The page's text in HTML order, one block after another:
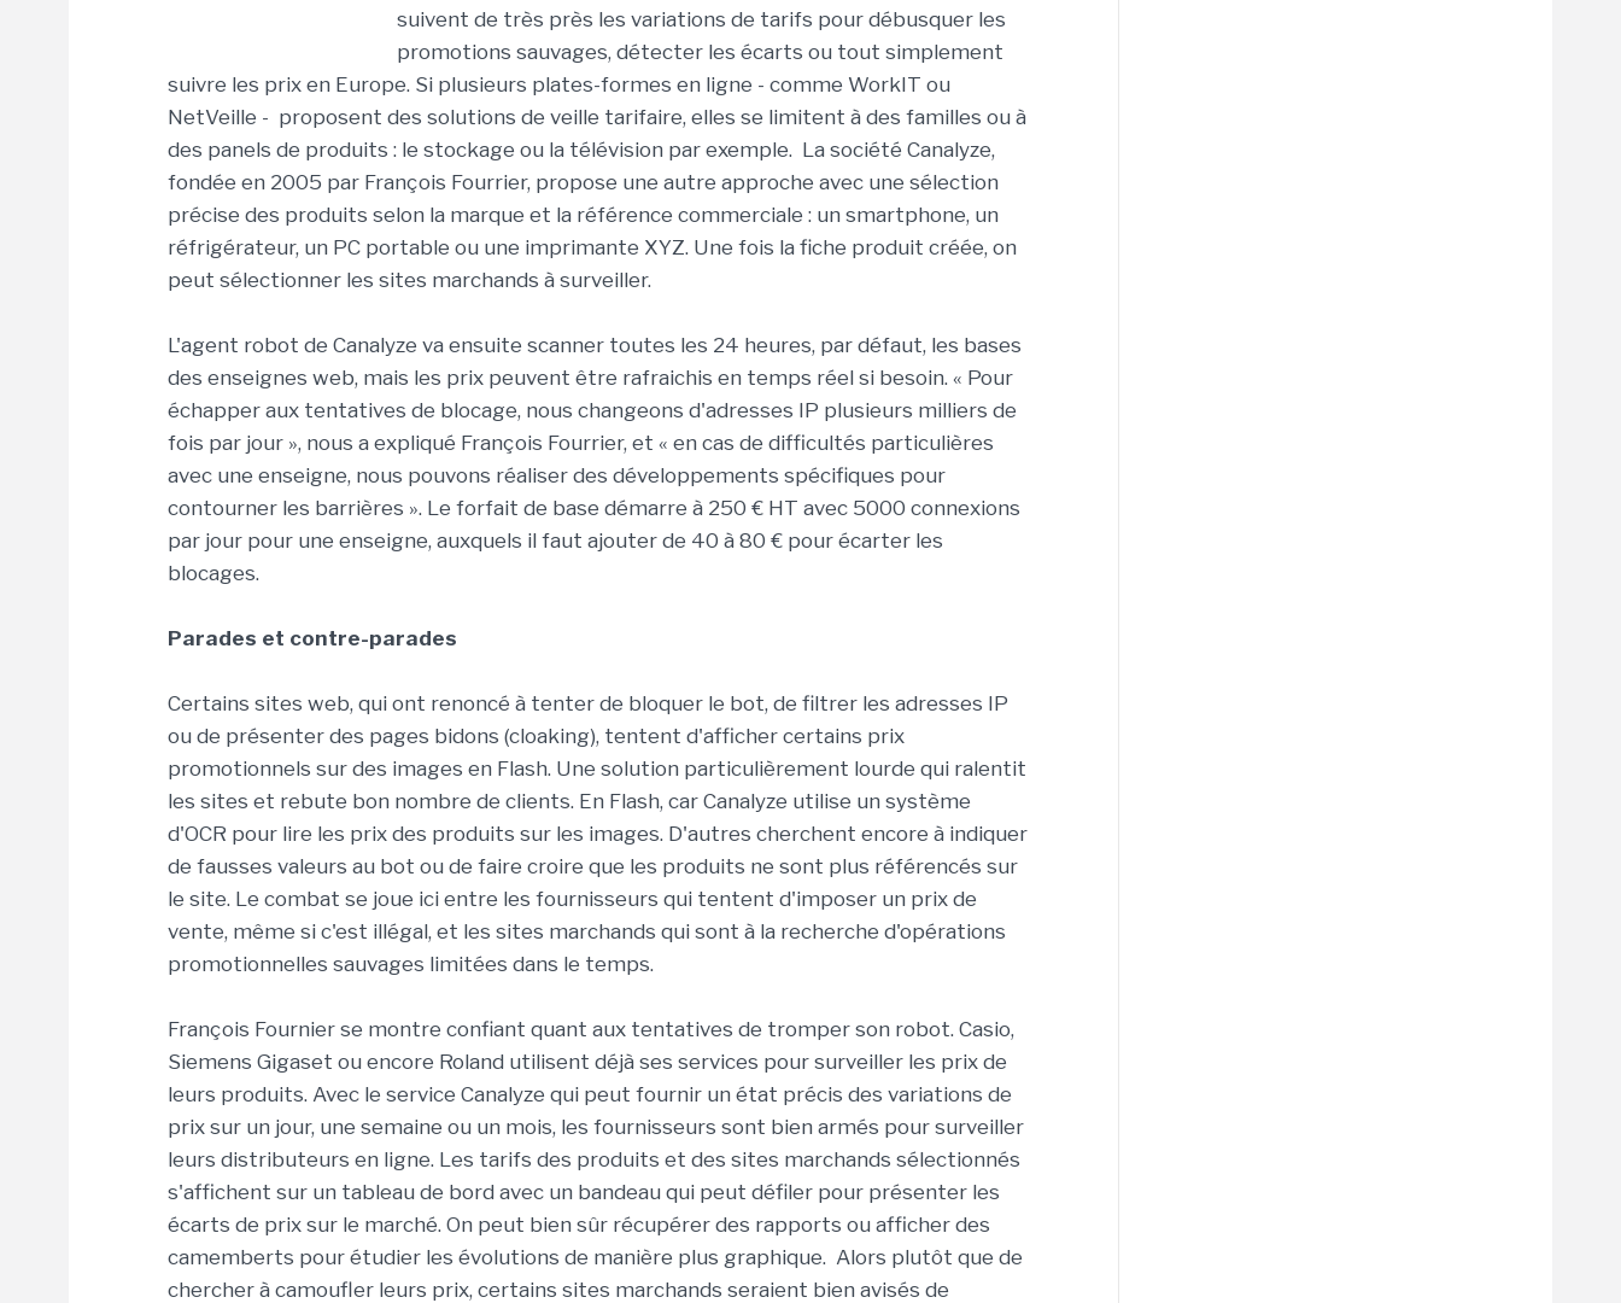
suivent de très près les variations de tarifs pour débusquer les
promotions sauvages, détecter les écarts ou tout simplement
suivre les prix en Europe. Si plusieurs plates-formes en ligne - comme WorkIT ou
NetVeille - proposent des solutions de veille tarifaire, elles se limitent à des familles ou à
des panels de produits : le stockage ou la télévision par exemple. La société Canalyze,
fondée en 2005 par François Fourrier, propose une autre approche avec une sélection
précise des produits selon la marque et la référence commerciale : un smartphone, un
réfrigérateur, un PC portable ou une imprimante XYZ. Une fois la fiche produit créée, on
peut sélectionner les sites marchands à surveiller.
L'agent robot de Canalyze va ensuite scanner toutes les 24 heures, par défaut, les bases
des enseignes web, mais les prix peuvent être rafraichis en temps réel si besoin. « Pour
échapper aux tentatives de blocage, nous changeons d'adresses IP plusieurs milliers de
fois par jour », nous a expliqué François Fourrier, et « en cas de difficultés particulières
avec une enseigne, nous pouvons réaliser des développements spécifiques pour
contourner les barrières ». Le forfait de base démarre à 250 € HT avec 5000 connexions
par jour pour une enseigne, auxquels il faut ajouter de 40 à 80 € pour écarter les
blocages.
Parades et contre-parades
Certains sites web, qui ont renoncé à tenter de bloquer le bot, de filtrer les adresses IP
ou de présenter des pages bidons (cloaking), tentent d'afficher certains prix
promotionnels sur des images en Flash. Une solution particulièrement lourde qui ralentit
les sites et rebute bon nombre de clients. En Flash, car Canalyze utilise un système
d'OCR pour lire les prix des produits sur les images. D'autres cherchent encore à indiquer
de fausses valeurs au bot ou de faire croire que les produits ne sont plus référencés sur
le site. Le combat se joue ici entre les fournisseurs qui tentent d'imposer un prix de
vente, même si c'est illégal, et les sites marchands qui sont à la recherche d'opérations
promotionnelles sauvages limitées dans le temps.
François Fournier se montre confiant quant aux tentatives de tromper son robot. Casio,
Siemens Gigaset ou encore Roland utilisent déjà ses services pour surveiller les prix de
leurs produits. Avec le service Canalyze qui peut fournir un état précis des variations de
prix sur un jour, une semaine ou un mois, les fournisseurs sont bien armés pour surveiller
leurs distributeurs en ligne. Les tarifs des produits et des sites marchands sélectionnés
s'affichent sur un tableau de bord avec un bandeau qui peut défiler pour présenter les
écarts de prix sur le marché. On peut bien sûr récupérer des rapports ou afficher des
camemberts pour étudier les évolutions de manière plus graphique. Alors plutôt que de
chercher à camoufler leurs prix, certains sites marchands seraient bien avisés de